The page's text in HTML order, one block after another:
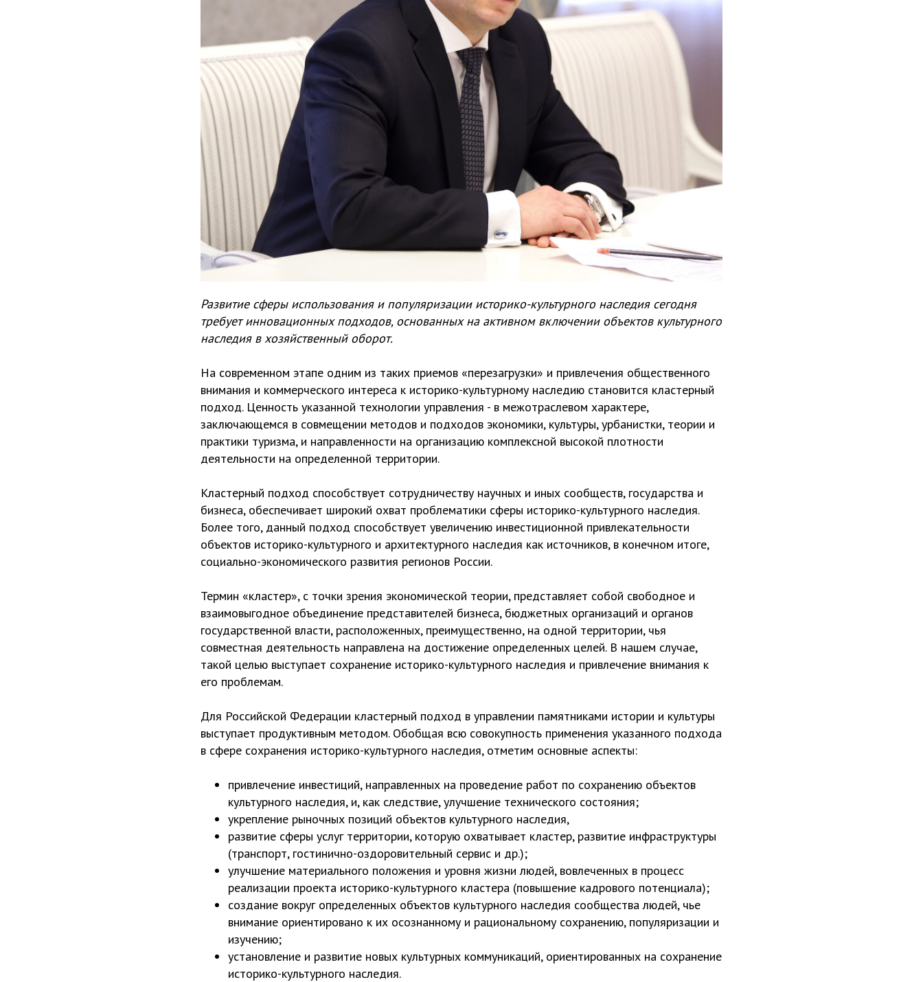
Развитие сферы использования и популяризации историко-культурного наследия сегодня
требует инновационных подходов, основанных на активном включении объектов культурного
наследия в хозяйственный оборот.
На современном этапе одним из таких приемов «перезагрузки» и привлечения общественного
внимания и коммерческого интереса к историко-культурному наследию становится кластерный
подход. Ценность указанной технологии управления - в межотраслевом характере,
заключающемся в совмещении методов и подходов экономики, культуры, урбанистки, теории и
практики туризма, и направленности на организацию комплексной высокой плотности
деятельности на определенной территории.
Кластерный подход способствует сотрудничеству научных и иных сообществ, государства и
бизнеса, обеспечивает широкий охват проблематики сферы историко-культурного наследия.
Более того, данный подход способствует увеличению инвестиционной привлекательности
объектов историко-культурного и архитектурного наследия как источников, в конечном итоге,
социально-экономического развития регионов России.
Термин «кластер», с точки зрения экономической теории, представляет собой свободное и
взаимовыгодное объединение представителей бизнеса, бюджетных организаций и органов
государственной власти, расположенных, преимущественно, на одной территории, чья
совместная деятельность направлена на достижение определенных целей. В нашем случае,
такой целью выступает сохранение историко-культурного наследия и привлечение внимания к
его проблемам.
Для Российской Федерации кластерный подход в управлении памятниками истории и культуры
выступает продуктивным методом. Обобщая всю совокупность применения указанного подхода
в сфере сохранения историко-культурного наследия, отметим основные аспекты:
привлечение инвестиций, направленных на проведение работ по сохранению объектов
культурного наследия, и, как следствие, улучшение технического состояния;
укрепление рыночных позиций объектов культурного наследия,
развитие сферы услуг территории, которую охватывает кластер, развитие инфраструктуры
(транспорт, гостинично-оздоровительный сервис и др.);
улучшение материального положения и уровня жизни людей, вовлеченных в процесс
реализации проекта историко-культурного кластера (повышение кадрового потенциала);
создание вокруг определенных объектов культурного наследия сообщества людей, чье
внимание ориентировано к их осознанному и рациональному сохранению, популяризации и
изучению;
установление и развитие новых культурных коммуникаций, ориентированных на сохранение
историко-культурного наследия.